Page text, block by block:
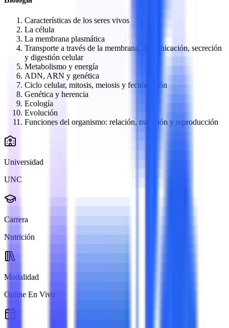
Características de los seres vivos
La célula
La membrana plasmática
Transporte a través de la membrana, comunicación, secreción
y digestión celular
Metabolismo y energía
ADN, ARN y genética
Ciclo celular, mitosis, meiosis y fecundación
Genética y herencia
Ecología
Evolución
Funciones del organismo: relación, nutrición y reproducción
Universidad
UNC
Carrera
Nutrición
Modalidad
Online En Vivo